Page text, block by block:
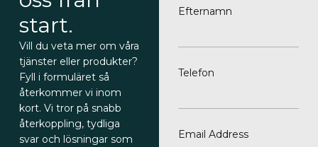
start.
Vill du veta mer om våra
tjänster eller produkter?
Fyll i formuläret så
återkommer vi inom
kort. Vi tror på snabb
återkoppling, tydliga
svar och lösningar som
Efternamn
Telefon
Email Address